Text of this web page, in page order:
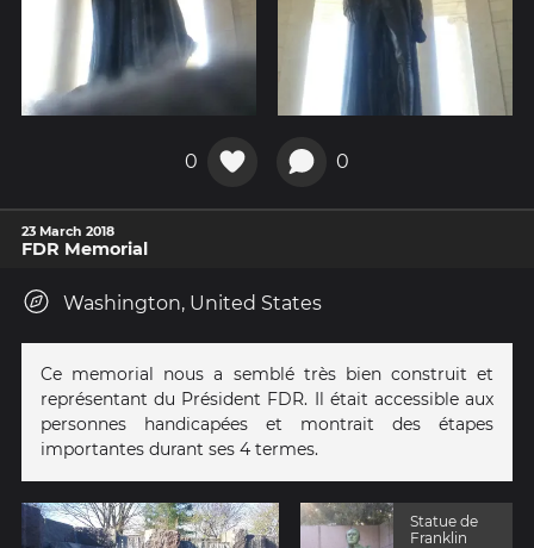
0 0
23 March 2018
FDR Memorial
Washington, United States
Ce memorial nous a semblé très bien construit et
représentant du Président FDR. Il était accessible aux
personnes handicapées et montrait des étapes
importantes durant ses 4 termes.
Statue de
Franklin